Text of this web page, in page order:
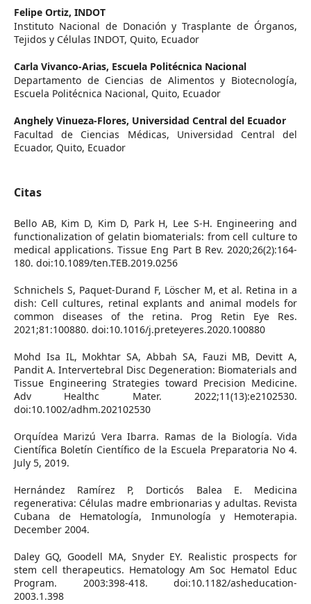
Felipe Ortiz, INDOT
Instituto Nacional de Donación y Trasplante de Órganos,
Tejidos y Células INDOT, Quito, Ecuador
Carla Vivanco-Arias, Escuela Politécnica Nacional
Departamento de Ciencias de Alimentos y Biotecnología,
Escuela Politécnica Nacional, Quito, Ecuador
Anghely Vinueza-Flores, Universidad Central del Ecuador
Facultad de Ciencias Médicas, Universidad Central del
Ecuador, Quito, Ecuador
Citas
Bello AB, Kim D, Kim D, Park H, Lee S-H. Engineering and
functionalization of gelatin biomaterials: from cell culture to
medical applications. Tissue Eng Part B Rev. 2020;26(2):164-
180. doi:10.1089/ten.TEB.2019.0256
Schnichels S, Paquet-Durand F, Löscher M, et al. Retina in a
dish: Cell cultures, retinal explants and animal models for
common diseases of the retina. Prog Retin Eye Res.
2021;81:100880. doi:10.1016/j.preteyeres.2020.100880
Mohd Isa IL, Mokhtar SA, Abbah SA, Fauzi MB, Devitt A,
Pandit A. Intervertebral Disc Degeneration: Biomaterials and
Tissue Engineering Strategies toward Precision Medicine.
Adv Healthc Mater. 2022;11(13):e2102530.
doi:10.1002/adhm.202102530
Orquídea Marizú Vera Ibarra. Ramas de la Biología. Vida
Científica Boletín Científico de la Escuela Preparatoria No 4.
July 5, 2019.
Hernández Ramírez P, Dorticós Balea E. Medicina
regenerativa: Células madre embrionarias y adultas. Revista
Cubana de Hematología, Inmunología y Hemoterapia.
December 2004.
Daley GQ, Goodell MA, Snyder EY. Realistic prospects for
stem cell therapeutics. Hematology Am Soc Hematol Educ
Program. 2003:398-418. doi:10.1182/asheducation-
2003.1.398